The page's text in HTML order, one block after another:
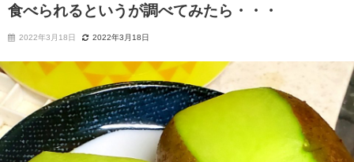
食べられるというが調べてみたら・・・
2022年3月18日 2022年3月18日